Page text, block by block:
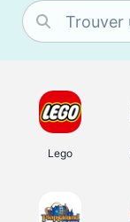
Lego